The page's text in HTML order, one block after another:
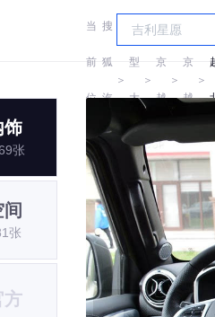
当
前
位
搜
狐
汽
车
＞
车
型
大
全
＞
北
京
越
＞
京
越
＞
饰
张
间
张
方